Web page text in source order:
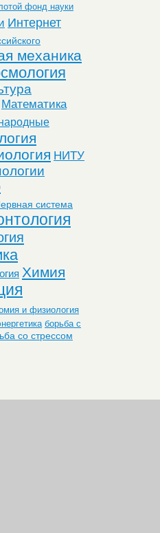
фонд науки
Интернет
механика
Математика
НИТУ
система
Химия
и физиология
борьба с
со стрессом